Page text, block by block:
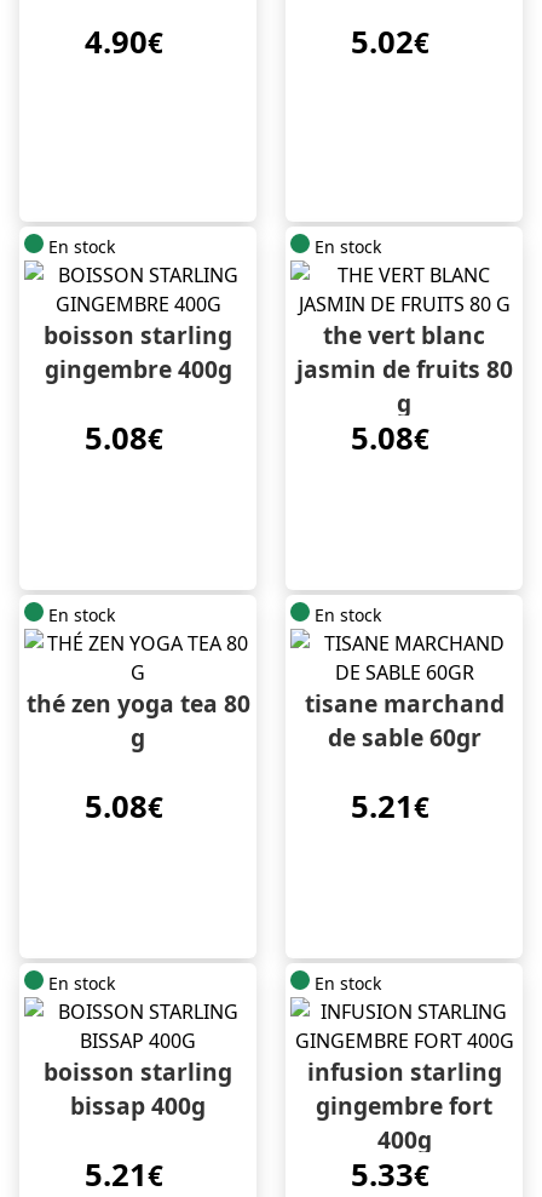
4.90€ 5.02€
En stock
boisson starling
gingembre 400g
5.08€
En stock
the vert blanc
jasmin de fruits 80
g
5.08€
En stock
thé zen yoga tea 80
g
5.08€
En stock
tisane marchand
de sable 60gr
5.21€
En stock
boisson starling
bissap 400g
5.21€
En stock
infusion starling
gingembre fort
400g
5.33€